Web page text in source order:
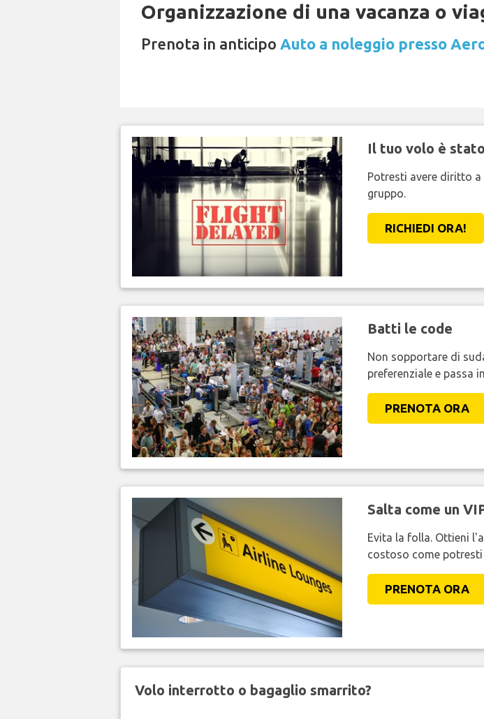
Organizzazione di una vacanza o
Prenota in anticipo Auto a noleggio presso
Il tuo volo è
Potresti avere diritto a
gruppo.
RICHIEDI ORA!
Batti le code
Non sopportare di
preferenziale e passa
PRENOTA ORA
Salta come un
Evita la folla. Ottieni
costoso come potresti
PRENOTA ORA
Volo interrotto o bagaglio smarrito?